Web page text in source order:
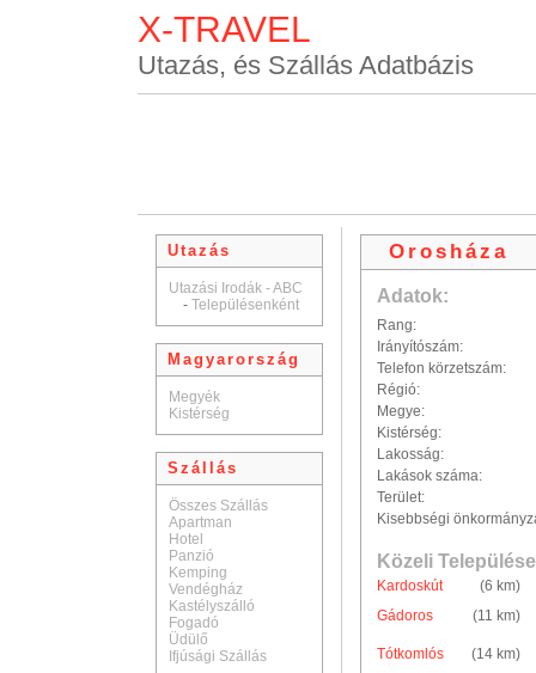
X-TRAVEL
Utazás, és Szállás Adatbázis
Utazás
Utazási Irodák - ABC
- Településenként
Magyarország
Megyék
Kistérség
Szállás
Összes Szállás
Apartman
Hotel
Panzió
Kemping
Vendégház
Kastélyszálló
Fogadó
Üdülő
Ifjúsági Szállás
Orosháza
Adatok:
Rang:
Irányítószám:
Telefon körzetszám:
Régió:
Megye:
Kistérség:
Lakosság:
Lakások száma:
Terület:
Kisebbségi
Közeli
Kardoskút
(6 km)
Gádoros
(11 km)
Tótkomlós (14 km)